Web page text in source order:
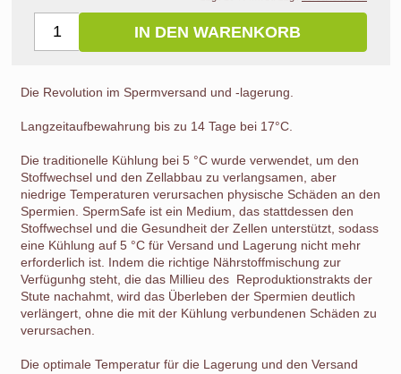
IN DEN WARENKORB
Die Revolution im Spermversand und -lagerung.
Langzeitaufbewahrung bis zu 14 Tage bei 17°C.
Die traditionelle Kühlung bei 5 °C wurde verwendet, um den
Stoffwechsel und den Zellabbau zu verlangsamen, aber
niedrige Temperaturen verursachen physische Schäden an den
Spermien. SpermSafe ist ein Medium, das stattdessen den
Stoffwechsel und die Gesundheit der Zellen unterstützt, sodass
eine Kühlung auf 5 °C für Versand und Lagerung nicht mehr
erforderlich ist. Indem die richtige Nährstoffmischung zur
Verfügunhg steht, die das Millieu des Reproduktionstrakts der
Stute nachahmt, wird das Überleben der Spermien deutlich
verlängert, ohne die mit der Kühlung verbundenen Schäden zu
verursachen.
Die optimale Temperatur für die Lagerung und den Versand